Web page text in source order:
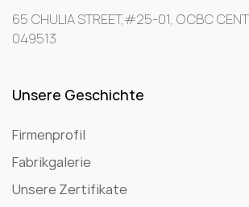
65 CHULIA STREET,#25-01, OCBC
049513
Unsere Geschichte
Firmenprofil
Fabrikgalerie
Unsere Zertifikate